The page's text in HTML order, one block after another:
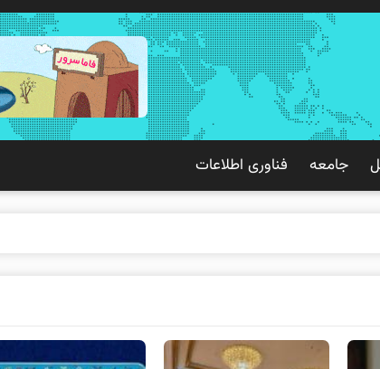
جامعه فناوری اطلاعات